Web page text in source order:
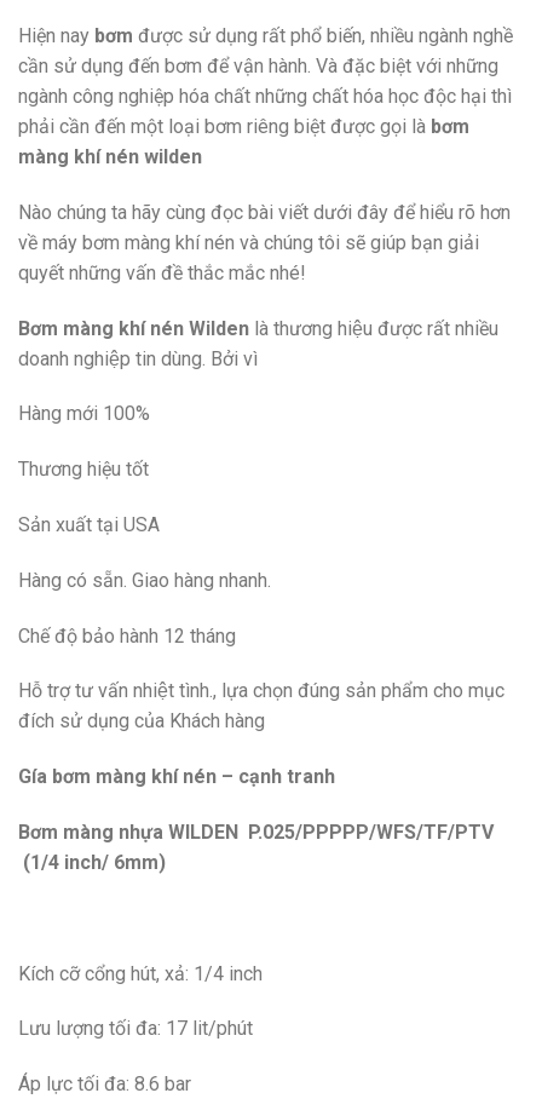
Hiện nay bơm được sử dụng rất phổ biến, nhiều ngành nghề
cần sử dụng đến bơm để vận hành. Và đặc biệt với những
ngành công nghiệp hóa chất những chất hóa học độc hại thì
phải cần đến một loại bơm riêng biệt được gọi là bơm
màng khí nén wilden
Nào chúng ta hãy cùng đọc bài viết dưới đây để hiểu rõ hơn
về máy bơm màng khí nén và chúng tôi sẽ giúp bạn giải
quyết những vấn đề thắc mắc nhé!
Bơm màng khí nén Wilden là thương hiệu được rất nhiều
doanh nghiệp tin dùng. Bởi vì
Hàng mới 100%
Thương hiệu tốt
Sản xuất tại USA
Hàng có sẵn. Giao hàng nhanh.
Chế độ bảo hành 12 tháng
Hỗ trợ tư vấn nhiệt tình., lựa chọn đúng sản phẩm cho mục
đích sử dụng của Khách hàng
Gía bơm màng khí nén – cạnh tranh
Bơm màng nhựa WILDEN P.025/PPPPP/WFS/TF/PTV
(1/4 inch/ 6mm)
Kích cỡ cổng hút, xả: 1/4 inch
Lưu lượng tối đa: 17 lit/phút
Áp lực tối đa: 8.6 bar